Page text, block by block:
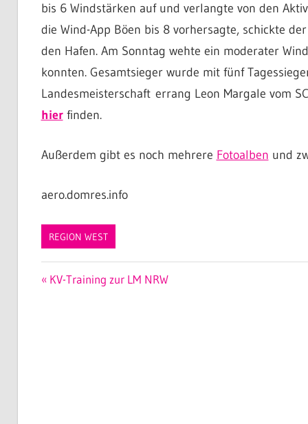
bis 6 Windstärken auf und verlangte von den
die Wind-App Böen bis 8 vorhersagte, schickte
den Hafen. Am Sonntag wehte ein moderater
konnten. Gesamtsieger wurde mit fünf
Landesmeisterschaft errang Leon Margale vom
hierfinden.
Außerdem gibt es noch mehrere Fotoalben und
aero.domres.info
REGION WEST
Beitragsnavigation
Vorheriger
KV-Training zur LM NRW